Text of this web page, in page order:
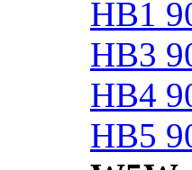
HB1
HB3
HB4
HB5